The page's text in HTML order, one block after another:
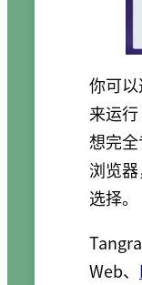
你可
来运
想完
浏览
选择。
Web、